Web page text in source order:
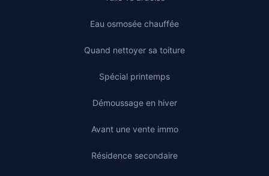
Eau osmosée chauffée
Quand nettoyer sa toiture
Spécial printemps
Démoussage en hiver
Avant une vente immo
Résidence secondaire